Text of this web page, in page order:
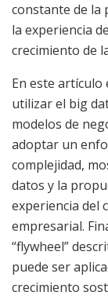
constante de la
la experiencia
crecimiento de
En este artículo
utilizar el big
modelos de
adoptar un
complejidad,
datos y la
experiencia del
empresarial.
“flywheel”
puede ser
crecimiento